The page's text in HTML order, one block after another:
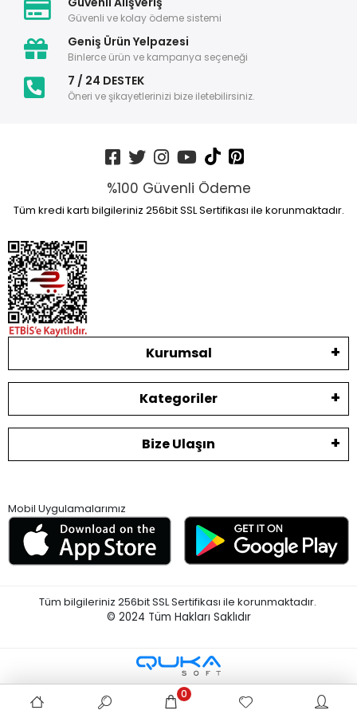
Güvenli ve kolay ödeme sistemi
Geniş Ürün Yelpazesi
Binlerce ürün ve kampanya seçeneği
7 / 24 DESTEK
Öneri ve şikayetlerinizi bize iletebilirsiniz.
%100 Güvenli Ödeme
Tüm kredi kartı bilgileriniz 256bit SSL Sertifikası ile korunmaktadır.
Kurumsal
Kategoriler
Bize Ulaşın
Mobil Uygulamalarımız
Tüm bilgileriniz 256bit SSL Sertifikası ile korunmaktadır.
© 2024 Tüm Hakları Saklıdır
0